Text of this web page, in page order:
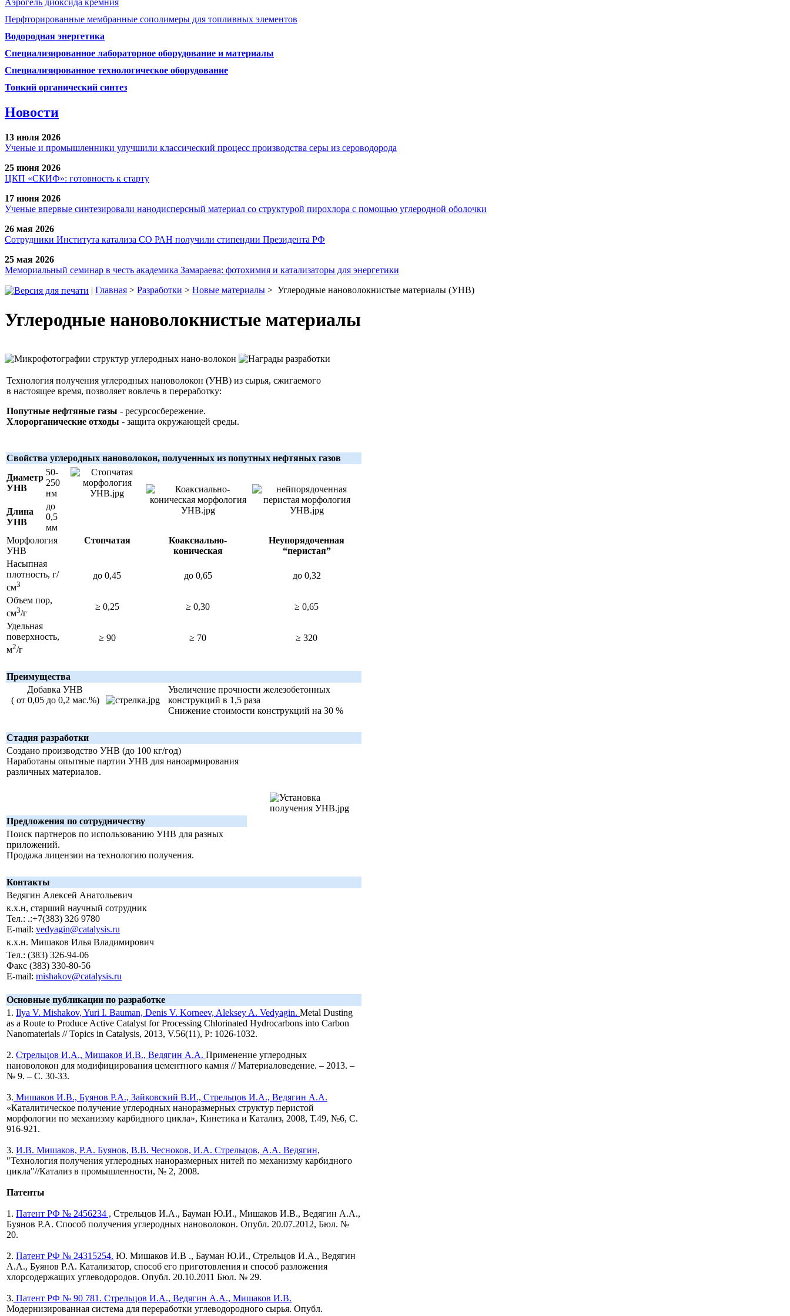
Аэрогель диоксида кремния
Перфторированные мембранные сополимеры для топливных элементов
Водородная энергетика
Специализированное лабораторное оборудование и материалы
Специализированное технологическое оборудование
Тонкий органический синтез
Новости
13 июля 2026
Ученые и промышленники улучшили классический процесс производства серы из сероводорода
25 июня 2026
ЦКП «СКИФ»: готовность к старту
17 июня 2026
Ученые впервые синтезировали нанодисперсный материал со структурой пирохлора с помощью углеродной оболочки
26 мая 2026
Сотрудники Института катализа СО РАН получили стипендии Президента РФ
25 мая 2026
Мемориальный семинар в честь академика Замараева: фотохимия и катализаторы для энергетики
| Главная > Разработки > Новые материалы > Углеродные нановолокнистые материалы (УНВ)
Углеродные нановолокнистые материалы
Технология получения углеродных нановолокон (УНВ) из сырья, сжигаемого
в настоящее время, позволяет вовлечь в переработку:
Попутные нефтяные газы - ресурсосбережение.
Хлорорганические отходы - защита окружающей среды.
Свойства углеродных нановолокон, полученных из попутных нефтяных газов
Диаметр
УНВ
50-
250
нм
Длина
УНВ
до
0,5
мм
Морфология
УНВ
Стопчатая
Коаксиально-
коническая
Неупорядоченная
“перистая”
Насыпная
плотность, г/
см3
до 0,45 до 0,65 до 0,32
Объем пор,
cм3/г
≥ 0,25 ≥ 0,30
≥ 0,65
Удельная
поверхность,
м2/г
≥ 90 ≥ 70 ≥ 320
Преимущества
Добавка УНВ
( от 0,05 до 0,2 мас.%)
Увеличение прочности железобетонных
конструкций в 1,5 раза
Снижение стоимости конструкций на 30 %
Стадия разработки
Создано производство УНВ (до 100 кг/год)
Наработаны опытные партии УНВ для наноармирования
различных материалов.
Предложения по сотрудничеству
Поиск партнеров по использованию УНВ для разных
приложений.
Продажа лицензии на технологию получения.
Контакты
Ведягин Алексей Анатольевич
к.х.н, старший научный сотрудник
Тел.: .:+7(383) 326 9780
E-mail: vedyagin@catalysis.ru
к.х.н. Мишаков Илья Владимирович
Тел.: (383) 326-94-06
Факс (383) 330-80-56
E-mail: mishakov@catalysis.ru
Основные публикации по разработке
1. Ilya V. Mishakov, Yuri I. Bauman, Denis V. Korneev, Aleksey A. Vedyagin. Metal Dusting
as a Route to Produce Active Catalyst for Processing Chlorinated Hydrocarbons into Carbon
Nanomaterials // Topics in Catalysis, 2013, V.56(11), P: 1026-1032.
2. Стрельцов И.А., Мишаков И.В., Ведягин А.А. Применение углеродных
нановолокон для модифицирования цементного камня // Материаловедение. – 2013. –
№ 9. – С. 30-33.
3. Мишаков И.В., Буянов Р.А., Зайковский В.И., Стрельцов И.А., Ведягин А.А.
«Каталитическое получение углеродных наноразмерных структур перистой
морфологии по механизму карбидного цикла», Кинетика и Катализ, 2008, Т.49, №6, С.
916-921.
3. И.В. Мишаков, Р.А. Буянов, В.В. Чесноков, И.А. Стрельцов, А.А. Ведягин,
"Технология получения углеродных наноразмерных нитей по механизму карбидного
цикла"//Катализ в промышленности, № 2, 2008.
Патенты
1. Патент РФ № 2456234 , Стрельцов И.А., Бауман Ю.И., Мишаков И.В., Ведягин А.А.,
Буянов Р.А. Способ получения углеродных нановолокон. Опубл. 20.07.2012, Бюл. №
20.
2. Патент РФ № 24315254. Ю. Мишаков И.В ., Бауман Ю.И., Стрельцов И.А., Ведягин
А.А., Буянов Р.А. Катализатор, способ его приготовления и способ разложения
хлорсодержащих углеводородов. Опубл. 20.10.2011 Бюл. № 29.
3. Патент РФ № 90 781. Стрельцов И.А., Ведягин А.А., Мишаков И.В.
Модернизированная система для переработки углеводородного сырья. Опубл.